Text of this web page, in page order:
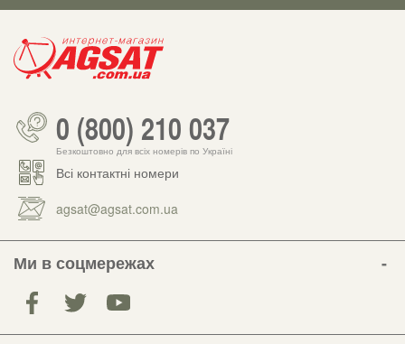
0 (800) 210 037
Безкоштовно для всіх номерів по Україні
Всі контактні номери
agsat@agsat.com.ua
Ми в соцмережах